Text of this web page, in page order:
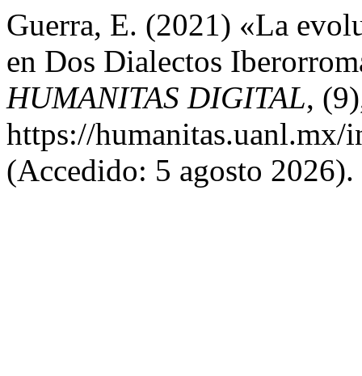
Guerra, E. (2021) «La
en Dos Dialectos
HUMANITAS DIGITAL,
https://
(Accedido: 5 agosto 2026).